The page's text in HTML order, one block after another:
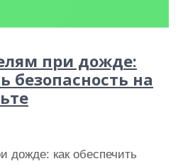
при дожде:
безопасность на
дожде: как обеспечить